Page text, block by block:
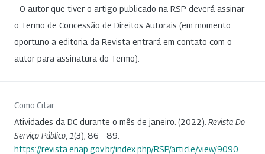
- O autor que tiver o artigo publicado na RSP deverá assinar
o Termo de Concessão de Direitos Autorais (em momento
oportuno a editoria da Revista entrará em contato com o
autor para assinatura do Termo).
Como Citar
Atividades da DC durante o mês de janeiro. (2022). Revista Do
Serviço Público 1(3), 86 - 89.
https://revista.enap.gov.br/index.php/RSP/article/view/9090